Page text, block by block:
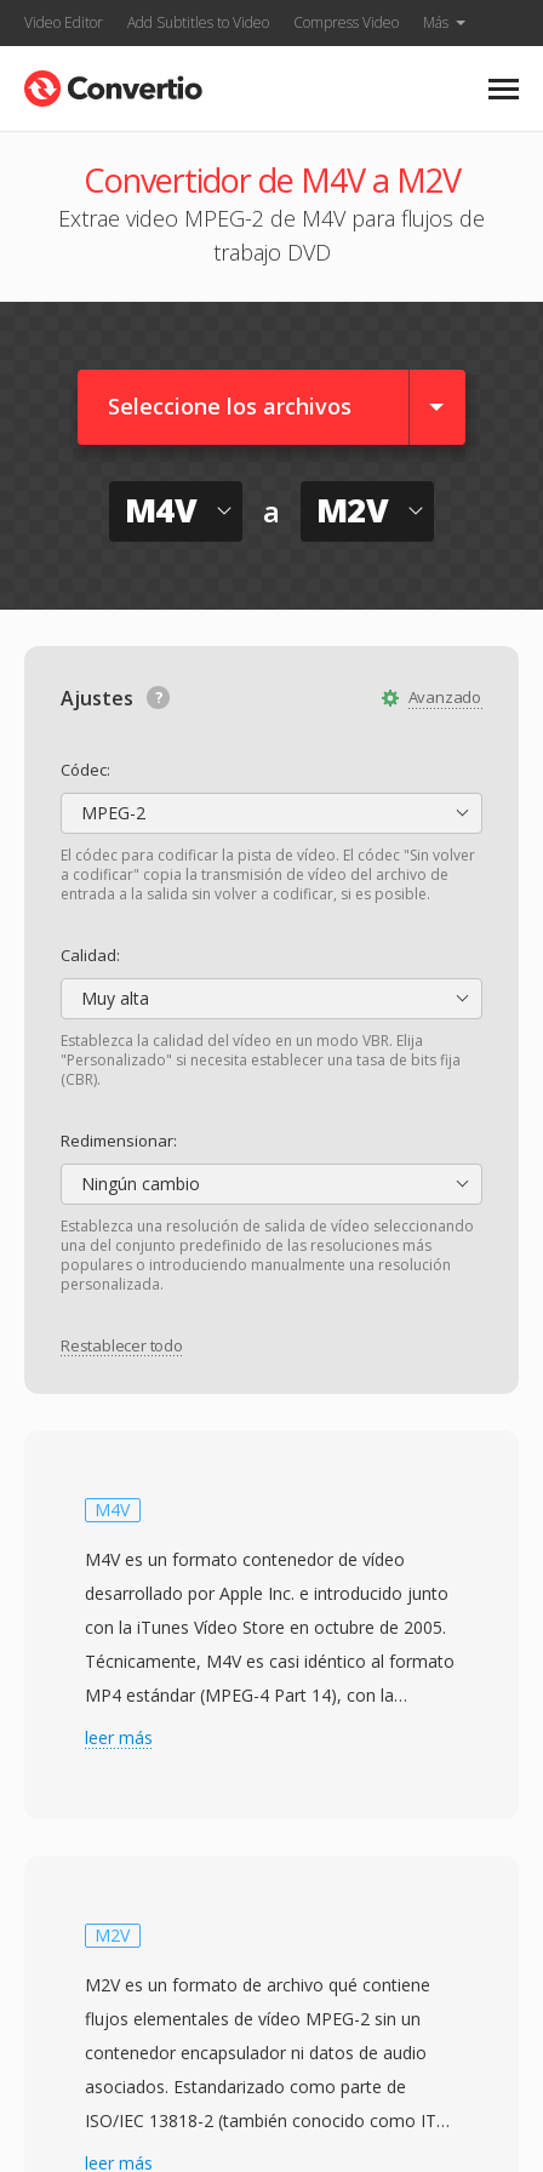
Video Editor Add Subtitles to Video Compress Video Más
Convertidor de M4V a M2V
Extrae video MPEG-2 de M4V para flujos de
trabajo DVD
Seleccione los archivos
M4V a M2V
Avanzado
Ajustes
Códec:
MPEG-2
El códec para codificar la pista de vídeo. El códec "Sin volver
a codificar" copia la transmisión de vídeo del archivo de
entrada a la salida sin volver a codificar, si es posible.
Calidad:
Muy alta
Establezca la calidad del vídeo en un modo VBR. Elija
"Personalizado" si necesita establecer una tasa de bits fija
(CBR).
Redimensionar:
Ningún cambio
Establezca una resolución de salida de vídeo seleccionando
una del conjunto predefinido de las resoluciones más
populares o introduciendo manualmente una resolución
personalizada.
Restablecer todo
M4V
M4V es un formato contenedor de vídeo
desarrollado por Apple Inc. e introducido junto
con la iTunes Vídeo Store en octubre de 2005.
Técnicamente, M4V es casi idéntico al formato
MP4 estándar (MPEG-4 Part 14), con la
distincion principal de la protección DRM
del contenedor y el soporte de códecs son los
H.264 y audio AAC, soportando resoluciones
de hasta 4K y funciones como marcadores de
capítulos, pistas de subtítulos y etiquetas de
metadatos para titulo, caratula y
clasificaciones. Apple eligio la extensión M4V
leer más
M2V
M2V es un formato de archivo qué contiene
flujos elementales de vídeo MPEG-2 sin un
contenedor encapsulador ni datos de audio
asociados. Estandarizado como parte de
ISO/IEC 13818-2 (también conocido como ITU-
T H.262) por el Moving Picture Experts Group
leer más